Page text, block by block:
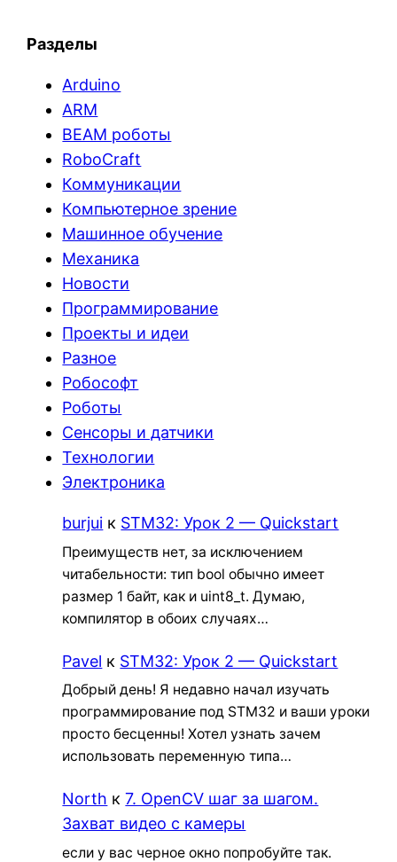
Разделы
Arduino
ARM
BEAM роботы
RoboCraft
Коммуникации
Компьютерное зрение
Машинное обучение
Механика
Новости
Программирование
Проекты и идеи
Разное
Робософт
Роботы
Сенсоры и датчики
Технологии
Электроника
burjui к STM32: Урок 2 — Quickstart
Преимуществ нет, за исключением
читабельности: тип bool обычно имеет
размер 1 байт, как и uint8_t. Думаю,
компилятор в обоих случаях…
Pavel к STM32: Урок 2 — Quickstart
Добрый день! Я недавно начал изучать
программирование под STM32 и ваши уроки
просто бесценны! Хотел узнать зачем
использовать переменную типа…
North к7. OpenCV шаг за шагом.
Захват видео с камеры
если у вас черное окно попробуйте так.